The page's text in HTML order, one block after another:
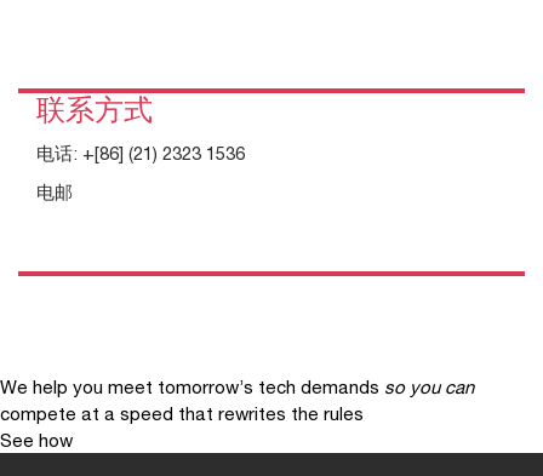
联系方式
电话: +[86] (21) 2323 1536
电邮
We help you meet tomorrow’s tech demands so you can
compete at a speed that rewrites the rules
See how